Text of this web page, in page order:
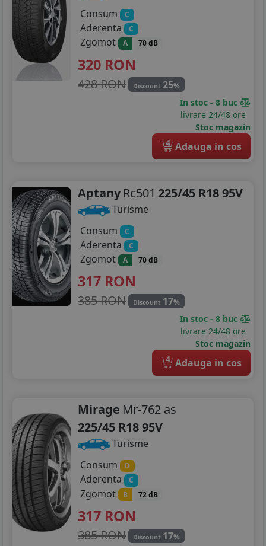
Consum
C
Aderenta C
Zgomot A 70 dB
320 RON
428 RON Discount 25%
In stoc - 8 buc
livrare 24/48 ore
Stoc magazin
4 Adauga in cos
Aptany Rc501 225/45 R18 95V
Turisme
Consum
C
Aderenta C
Zgomot A 70 dB
317 RON
385 RON Discount 17%
In stoc - 8 buc
livrare 24/48 ore
Stoc magazin
4 Adauga in cos
Mirage Mr-762 as
225/45 R18 95V
Turisme
Consum
D
Aderenta C
Zgomot B 72 dB
317 RON
385 RON Discount 17%